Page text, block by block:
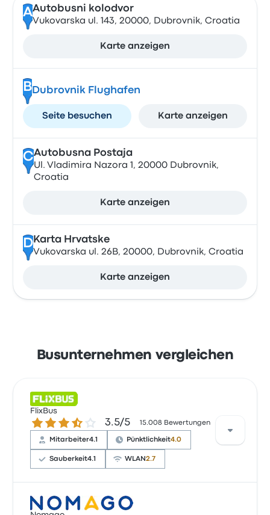
AAutobusni kolodvor
Vukovarska ul. 143, 20000, Dubrovnik, Croatia
Karte anzeigen
BDubrovnik Flughafen
Seite besuchen Karte anzeigen
CAutobusna Postaja
Ul. Vladimira Nazora 1, 20000 Dubrovnik,
Croatia
Karte anzeigen
DKarta Hrvatske
Vukovarska ul. 26B, 20000, Dubrovnik, Croatia
Karte anzeigen
Busunternehmen vergleichen
FlixBus
3.5 von 5 Sternen3.5/5 15.008 Bewertungen
Mitarbeiter4.1 Pünktlichkeit4.0
Sauberkeit4.1 WLAN2.7
Basierend auf 15008 Bewertungen wurde das